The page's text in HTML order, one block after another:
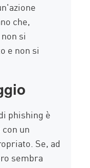
che,
si
e non si
phishing è
un
Se, ad
sembra